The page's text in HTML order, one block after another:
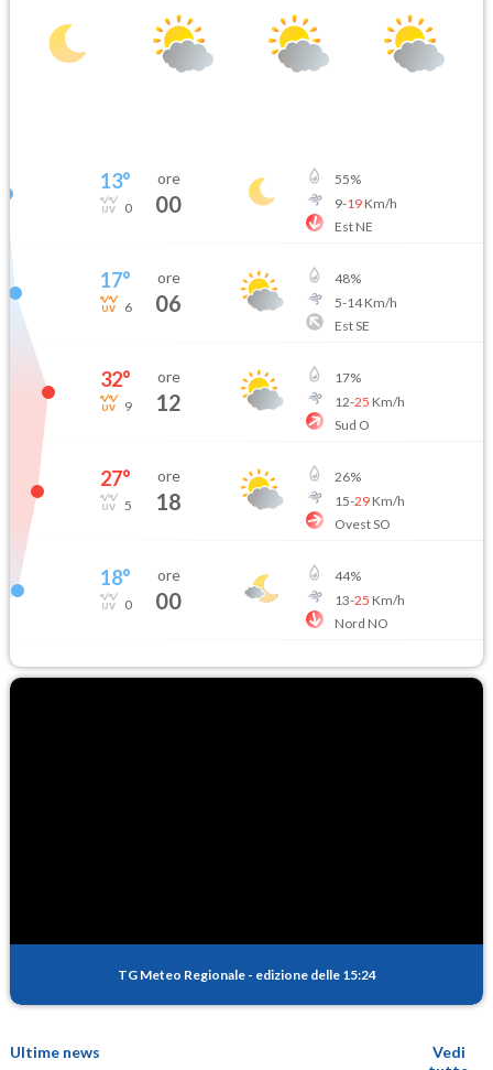
13°
0
ore
00
55%
9-19Km/h
Est NE
17°
6
ore
06
48%
5-14Km/h
Est SE
32°
9
ore
12
17%
12-25 Km/h
Sud O
27°
5
ore
18
26%
15-29Km/h
Ovest SO
18°
0
ore
00
44%
13-25 Km/h
Nord NO
TG Meteo Regionale - edizione delle 15:24
Ultime news
Vedi